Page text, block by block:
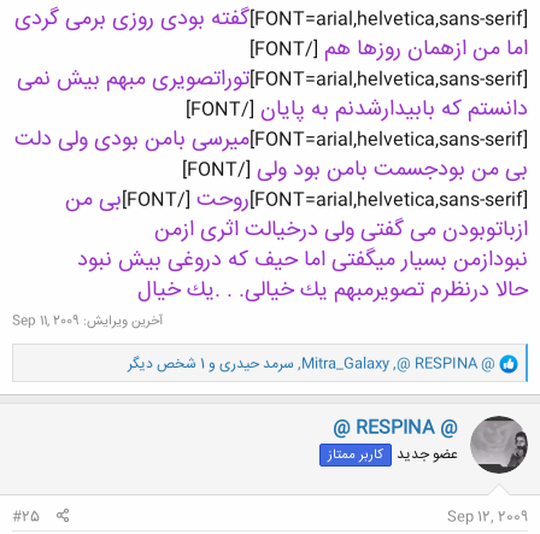
[FONT=arial,helvetica,sans-serif]
گفته بودی روزی برمی گردی
اما من ازهمان روزها هم [/FONT]
[FONT=arial,helvetica,sans-serif]
توراتصویری مبهم بیش نمی
دانستم كه بابیدارشدنم به پایان [/FONT]
[FONT=arial,helvetica,sans-serif]
میرسی بامن بودی ولی دلت
بی من بودجسمت بامن بود ولی [/FONT]
[FONT=arial,helvetica,sans-serif]
روحت [/FONT]
بی من
ازباتوبودن می گفتی ولی درخیالت اثری ازمن
نبودازمن بسیار میگفتی اما حیف كه دروغی بیش نبود
حالا درنظرم تصویرمبهم یك خیالی. . .یك خیال
آخرین ویرایش: Sep 11, 2009
و
ا
ک
ن
ش
ه
ا
@ RESPINA @
,
Mitra_Galaxy
, سرمد حیدری و 1 شخص دیگر
@ RESPINA @
عضو جدید کاربر ممتاز
Sep 12, 2009
#25